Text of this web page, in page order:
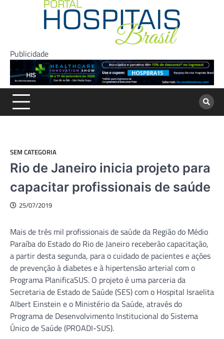
Publicidade
SEM CATEGORIA
Rio de Janeiro inicia projeto para
capacitar profissionais de saúde
25/07/2019
Mais de três mil profissionais de saúde da Região do Médio
Paraíba do Estado do Rio de Janeiro receberão capacitação,
a partir desta segunda, para o cuidado de pacientes e ações
de prevenção à diabetes e à hipertensão arterial com o
Programa PlanificaSUS. O projeto é uma parceria da
Secretaria de Estado de Saúde (SES) com o Hospital Israelita
Albert Einstein e o Ministério da Saúde, através do
Programa de Desenvolvimento Institucional do Sistema
Único de Saúde (PROADI-SUS).